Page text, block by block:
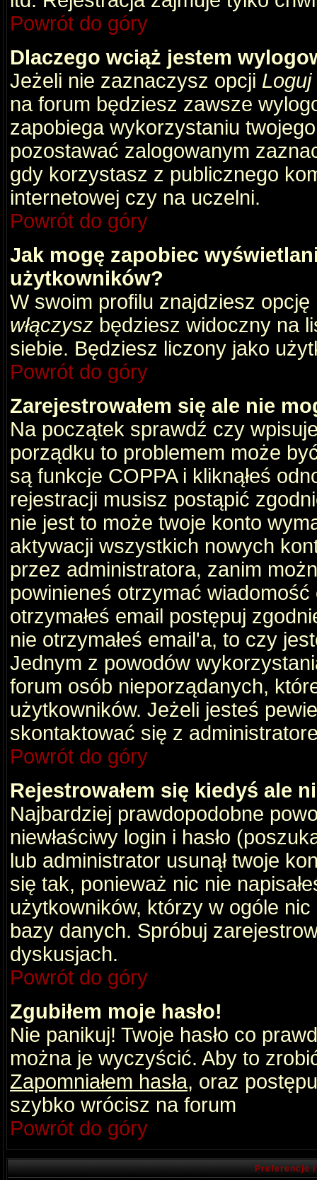
Powrót do góry
Dlaczego wciąż jestem
Jeżeli nie zaznaczysz opcji
na forum będziesz zawsze
zapobiega wykorzystaniu
pozostawać zalogowanym
gdy korzystasz z publicznego
internetowej czy na uczelni.
Powrót do góry
Jak mogę zapobiec
użytkowników?
W swoim profilu znajdziesz opcję
włączysz będziesz widoczny na
siebie. Będziesz liczony jako
Powrót do góry
Zarejestrowałem się ale nie
Na początek sprawdź czy
porządku to problemem może
są funkcje COPPA i kliknąłeś
rejestracji musisz postąpić
nie jest to może twoje konto
aktywacji wszystkich nowych
przez administratora, zanim
powinieneś otrzymać
otrzymałeś email postępuj
nie otrzymałeś email'a, to czy
Jednym z powodów
forum osób nieporządanych,
użytkowników. Jeżeli jesteś
skontaktować się z
Powrót do góry
Rejestrowałem się kiedyś ale
Najbardziej prawdopodobne
niewłaściwy login i hasło
lub administrator usunął twoje
się tak, ponieważ nic nie
użytkowników, którzy w ogóle
bazy danych. Spróbuj
dyskusjach.
Powrót do góry
Zgubiłem moje hasło!
Nie panikuj! Twoje hasło co
można je wyczyścić. Aby to
Zapomniałem hasła, oraz
szybko wrócisz na forum
Powrót do góry
Preferencje